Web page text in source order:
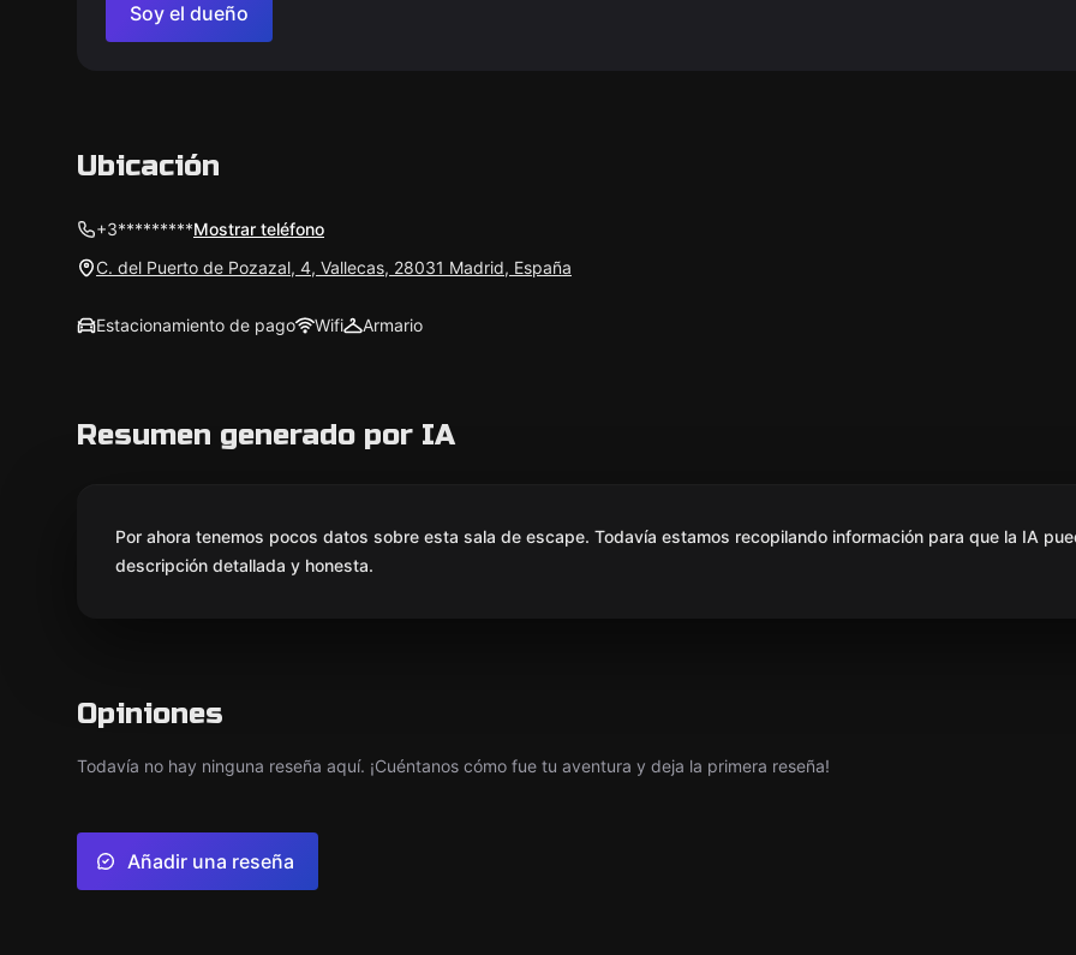
Soy el dueño
Ubicación
+3*********Mostrar teléfono
C. del Puerto de Pozazal, 4, Vallecas, 28031 Madrid, España
Estacionamiento de pago Wifi Armario
Resumen generado por IA
Por ahora tenemos pocos datos sobre esta sala de escape. Todavía estamos recopilando información para que la IA
descripción detallada y honesta.
Opiniones
Todavía no hay ninguna reseña aquí. ¡Cuéntanos cómo fue tu aventura y deja la primera reseña!
Añadir una reseña